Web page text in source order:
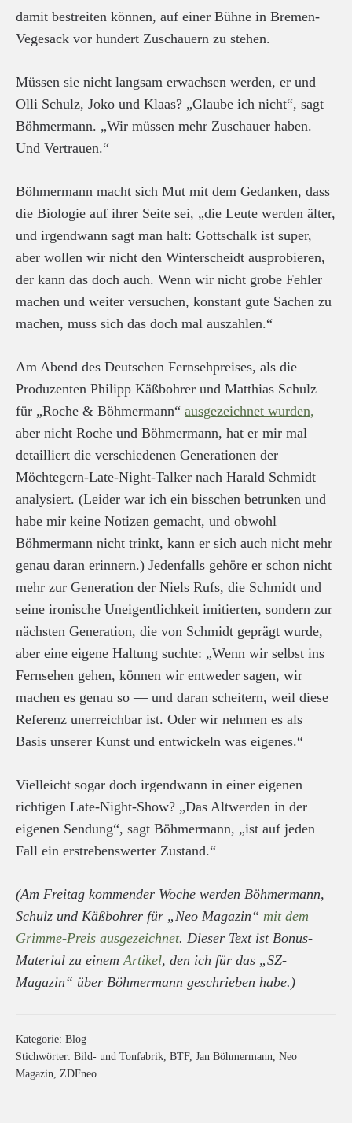
damit bestreiten können, auf einer Bühne in Bremen-
Vegesack vor hundert Zuschauern zu stehen.
Müssen sie nicht langsam erwachsen werden, er und
Olli Schulz, Joko und Klaas? „Glaube ich nicht“, sagt
Böhmermann. „Wir müssen mehr Zuschauer haben.
Und Vertrauen.“
Böhmermann macht sich Mut mit dem Gedanken, dass
die Biologie auf ihrer Seite sei, „die Leute werden älter,
und irgendwann sagt man halt: Gottschalk ist super,
aber wollen wir nicht den Winterscheidt ausprobieren,
der kann das doch auch. Wenn wir nicht grobe Fehler
machen und weiter versuchen, konstant gute Sachen zu
machen, muss sich das doch mal auszahlen.“
Am Abend des Deutschen Fernsehpreises, als die
Produzenten Philipp Käßbohrer und Matthias Schulz
für „Roche & Böhmermann“ ausgezeichnet wurden,
aber nicht Roche und Böhmermann, hat er mir mal
detailliert die verschiedenen Generationen der
Möchtegern-Late-Night-Talker nach Harald Schmidt
analysiert. (Leider war ich ein bisschen betrunken und
habe mir keine Notizen gemacht, und obwohl
Böhmermann nicht trinkt, kann er sich auch nicht mehr
genau daran erinnern.) Jedenfalls gehöre er schon nicht
mehr zur Generation der Niels Rufs, die Schmidt und
seine ironische Uneigentlichkeit imitierten, sondern zur
nächsten Generation, die von Schmidt geprägt wurde,
aber eine eigene Haltung suchte: „Wenn wir selbst ins
Fernsehen gehen, können wir entweder sagen, wir
machen es genau so — und daran scheitern, weil diese
Referenz unerreichbar ist. Oder wir nehmen es als
Basis unserer Kunst und entwickeln was eigenes.“
Vielleicht sogar doch irgendwann in einer eigenen
richtigen Late-Night-Show? „Das Altwerden in der
eigenen Sendung“, sagt Böhmermann, „ist auf jeden
Fall ein erstrebenswerter Zustand.“
(Am Freitag kommender Woche werden Böhmermann,
Schulz und Käßbohrer für „Neo Magazin“ mit dem
Grimme-Preis ausgezeichnet. Dieser Text ist Bonus-
Material zu einemArtikel, den ich für das „SZ-
Magazin“ über Böhmermann geschrieben habe.)
Kategorie: Blog
Stichwörter: Bild- und Tonfabrik, BTF, Jan Böhmermann, Neo
Magazin, ZDFneo